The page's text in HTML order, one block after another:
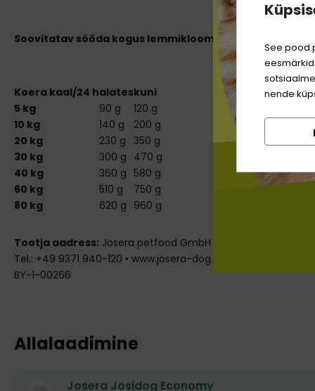
Soovitatav sööda kogus lemmiklooma kohta päevas
Koera kaal/24 halateskuni
5 kg
90 g
120 g
10 kg
140 g
200 g
20 kg
230 g 350 g
30 kg
300 g 470 g
40 kg
360 g 580 g
60 kg
510 g
750 g
80 kg
620 g 960 g
Tootja aadress: Josera petfood GmbH &amp; Co. KG •
Tel.: +49 9371 940-120 • www.josera-dog.com • E. paštas:
BY-1-00266
Allalaadimine
Josera Josidog Economy
See pood
nende